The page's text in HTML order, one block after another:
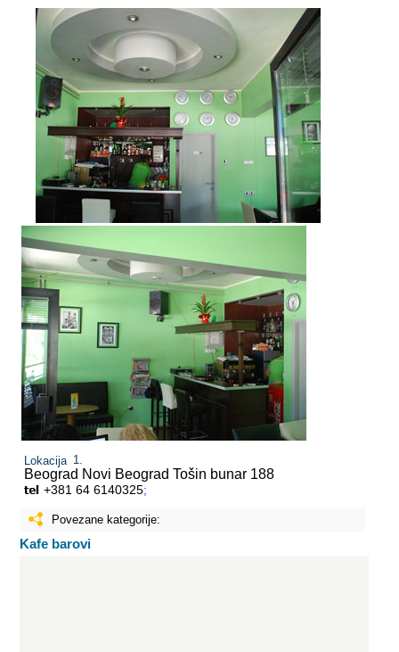
Lokacija
Beograd Novi BeogradTošin bunar 188
+381 64 6140325;
Povezane kategorije:
Kafe barovi